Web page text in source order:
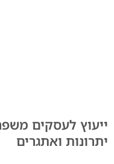
ייעוץ לעסקים
יתרונות ואתגרים